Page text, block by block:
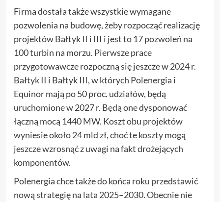
Firma dostała także wszystkie wymagane
pozwolenia na budowę, żeby rozpocząć realizację
projektów Bałtyk II i III i jest to 17 pozwoleń na
100 turbin na morzu. Pierwsze prace
przygotowawcze rozpoczną się jeszcze w 2024 r.
Bałtyk II i Bałtyk III, w których Polenergia i
Equinor mają po 50 proc. udziałów, będą
uruchomione w 2027 r. Będą one dysponować
łączną mocą 1440 MW. Koszt obu projektów
wyniesie około 24 mld zł, choć te koszty mogą
jeszcze wzrosnąć z uwagi na fakt drożejących
komponentów.
Polenergia chce także do końca roku przedstawić
nową strategię na lata 2025–2030. Obecnie nie